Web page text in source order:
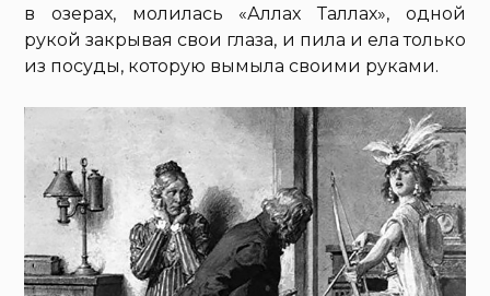
в озерах, молилась «Аллах Таллах», одной
рукой закрывая свои глаза, и пила и ела только
из посуды, которую вымыла своими руками.